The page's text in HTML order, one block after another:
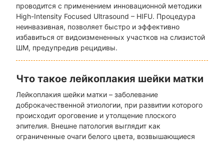
проводится с применением инновационной методики
High-Intensity Focused Ultrasound – HIFU. Процедура
неинвазивная, позволяет быстро и эффективно
избавиться от видоизмененных участков на слизистой
ШМ, предупредив рецидивы.
Что такое лейкоплакия шейки матки
Лейкоплакия шейки матки – заболевание
доброкачественной этиологии, при развитии которого
происходит ороговение и утолщение плоского
эпителия. Внешне патология выглядит как
ограниченные очаги белого цвета, возвышающиеся